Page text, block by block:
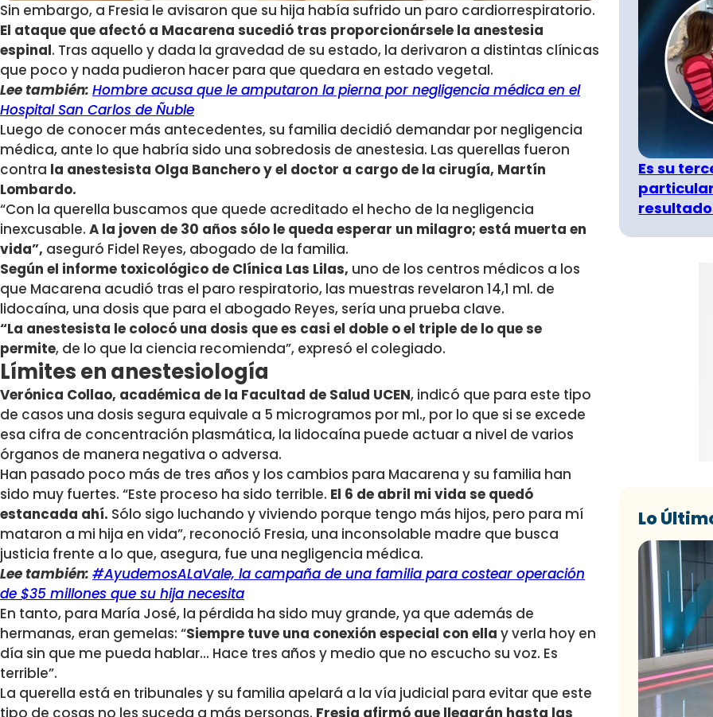
Sin embargo, a Fresia le avisaron que su hija había sufrido un paro cardiorrespiratorio.
El ataque que afectó a Macarena sucedió tras proporcionársele la anestesia
espinal. Tras aquello y dada la gravedad de su estado, la derivaron a distintas clínicas
que poco y nada pudieron hacer para que quedara en estado vegetal.
Lee también: Hombre acusa que le amputaron la pierna por negligencia médica en el
Hospital San Carlos de Ñuble
Luego de conocer más antecedentes, su familia decidió demandar por negligencia
médica, ante lo que habría sido una sobredosis de anestesia. Las querellas fueron
contra la anestesista Olga Banchero y el doctor a cargo de la cirugía, Martín
Lombardo.
“Con la querella buscamos que quede acreditado el hecho de la negligencia
inexcusable. A la joven de 30 años sólo le queda esperar un milagro; está muerta en
vida”, aseguró Fidel Reyes, abogado de la familia.
Según el informe toxicológico de Clínica Las Lilas, uno de los centros médicos a los
que Macarena acudió tras el paro respiratorio, las muestras revelaron 14,1 ml. de
lidocaína, una dosis que para el abogado Reyes, sería una prueba clave.
“La anestesista le colocó una dosis que es casi el doble o el triple de lo que se
permite, de lo que la ciencia recomienda”, expresó el colegiado.
Límites en anestesiología
Verónica Collao, académica de la Facultad de Salud UCEN, indicó que para este tipo
de casos una dosis segura equivale a 5 microgramos por ml., por lo que si se excede
esa cifra de concentración plasmática, la lidocaína puede actuar a nivel de varios
órganos de manera negativa o adversa.
Han pasado poco más de tres años y los cambios para Macarena y su familia han
sido muy fuertes. “Este proceso ha sido terrible. El 6 de abril mi vida se quedó
estancada ahí. Sólo sigo luchando y viviendo porque tengo más hijos, pero para mí
mataron a mi hija en vida”, reconoció Fresia, una inconsolable madre que busca
justicia frente a lo que, asegura, fue una negligencia médica.
Lee también: #AyudemosALaVale, la campaña de una familia para costear operación
de $35 millones que su hija necesita
En tanto, para María José, la pérdida ha sido muy grande, ya que además de
hermanas, eran gemelas: “Siempre tuve una conexión especial con ella y verla hoy en
día sin que me pueda hablar… Hace tres años y medio que no escucho su voz. Es
terrible”.
La querella está en tribunales y su familia apelará a la vía judicial para evitar que este
tipo de cosas no les suceda a más personas. Fresia afirmó que llegarán hasta las
Es su
Lo